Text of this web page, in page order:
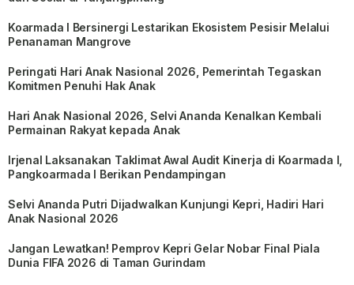
Koarmada I Bersinergi Lestarikan Ekosistem Pesisir Melalui
Penanaman Mangrove
Peringati Hari Anak Nasional 2026, Pemerintah Tegaskan
Komitmen Penuhi Hak Anak
Hari Anak Nasional 2026, Selvi Ananda Kenalkan Kembali
Permainan Rakyat kepada Anak
Irjenal Laksanakan Taklimat Awal Audit Kinerja di Koarmada I,
Pangkoarmada I Berikan Pendampingan
Selvi Ananda Putri Dijadwalkan Kunjungi Kepri, Hadiri Hari
Anak Nasional 2026
Jangan Lewatkan! Pemprov Kepri Gelar Nobar Final Piala
Dunia FIFA 2026 di Taman Gurindam